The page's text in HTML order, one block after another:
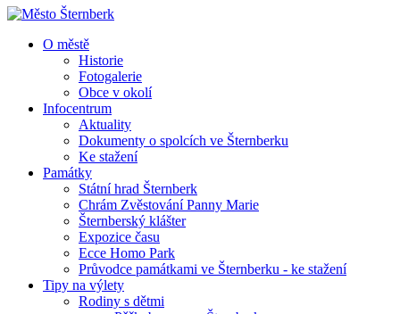
O městě
Historie
Fotogalerie
Obce v okolí
Infocentrum
Aktuality
Dokumenty o spolcích ve Šternberku
Ke stažení
Památky
Státní hrad Šternberk
Chrám Zvěstování Panny Marie
Šternberský klášter
Expozice času
Ecce Homo Park
Průvodce památkami ve Šternberku - ke stažení
Tipy na výlety
Rodiny s dětmi